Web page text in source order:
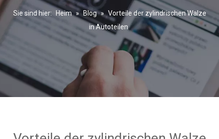
Sie sind hier: Heim » Blog » Vorteile der zylindrischen Walze
in Autoteilen